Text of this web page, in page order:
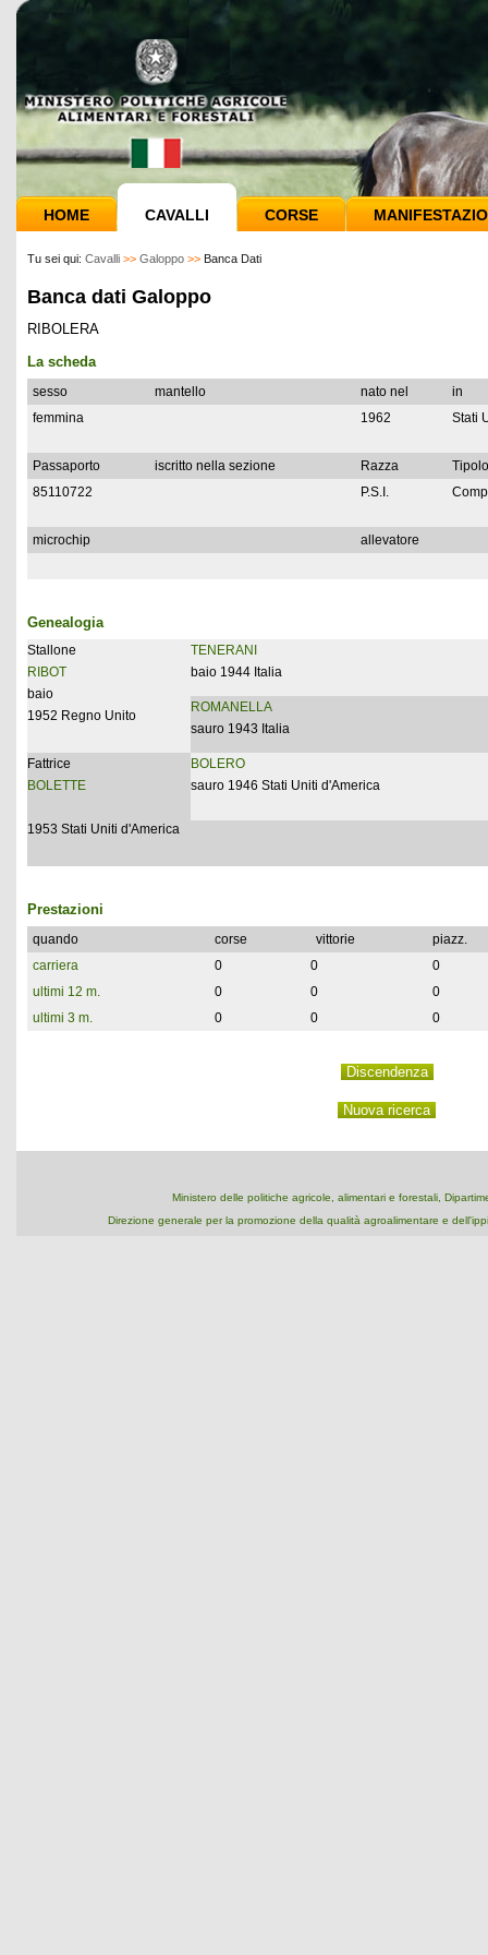
HOME CAVALLI CORSE
Tu sei qui: Cavalli >> Galoppo >> Banca Dati
Banca dati Galoppo
RIBOLERA
La scheda
sesso mantello nato nel
in
femmina
1962 Stati
Passaporto iscritto nella sezione Razza
85110722
P.S.I.
microchip allevatore
Genealogia
Stallone
RIBOT
baio
1952 Regno Unito
TENERANI
baio 1944 Italia
ROMANELLA
sauro 1943 Italia
Fattrice
BOLETTE
1953 Stati Uniti d'America
BOLERO
sauro 1946 Stati Uniti d'America
Prestazioni
quando corse vittorie
piazz.
carriera
0 0
0
ultimi 12 m.
0 0
0
ultimi 3 m.
0 0 0
Ministero delle politiche agricole, alimentari e forestali,
Direzione generale per la promozione della qualità agroalimentare e